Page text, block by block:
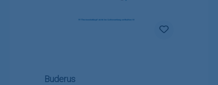
Buderus